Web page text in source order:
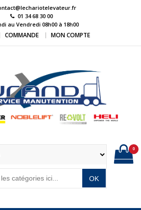
01 34 68 30 00
au Vendredi 08h00 à 18h00
COMMANDE MON COMPTE
OK
0